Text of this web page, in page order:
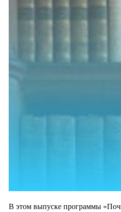
В этом выпуске программы